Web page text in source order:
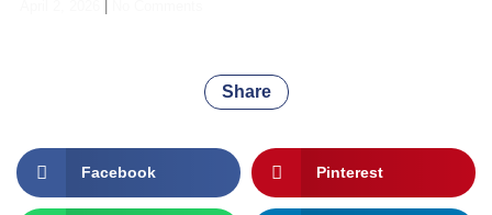
Share
Facebook Pinterest